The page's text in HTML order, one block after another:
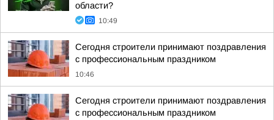
области?
10:49
Сегодня строители принимают поздравления
с профессиональным праздником
10:46
Сегодня строители принимают поздравления
с профессиональным праздником